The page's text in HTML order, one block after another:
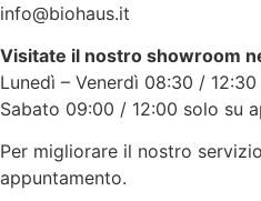
info@biohaus.it
Visitate il nostro showroom
Lunedì – Venerdì 08:30 /
Sabato 09:00 / 12:00 solo su
Per migliorare il nostro
appuntamento.